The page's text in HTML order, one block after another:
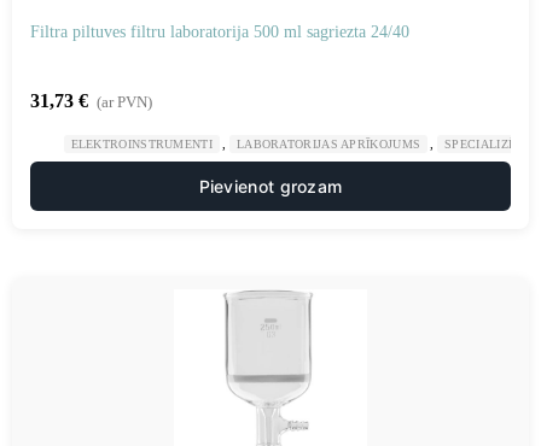
Filtra piltuves filtru laboratorija 500 ml sagriezta 24/40
31,73 € (ar PVN)
ELEKTROINSTRUMENTI LABORATORIJAS APRĪKOJUMS
Pievienot grozam